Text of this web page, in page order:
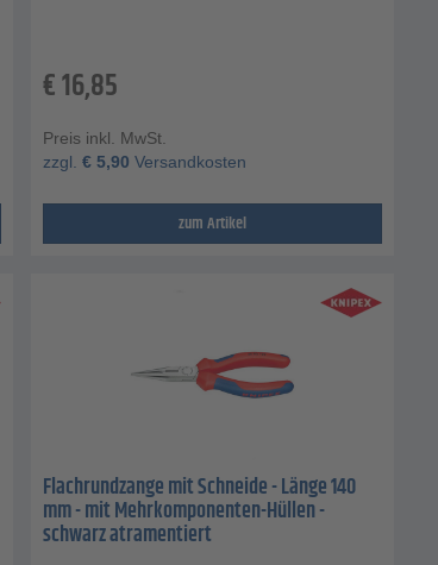
€16,85
Preis inkl. MwSt.
zzgl. € 5,90 Versandkosten
zum Artikel
Flachrundzange mit Schneide - Länge 140
mm - mit Mehrkomponenten-Hüllen -
schwarz atramentiert